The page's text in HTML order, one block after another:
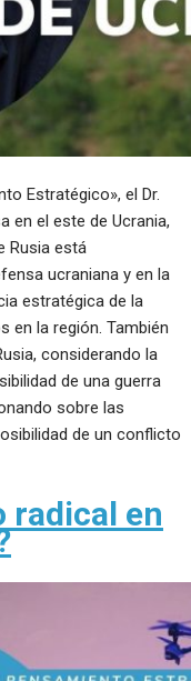
Estratégico», el Dr.
en el este de Ucrania,
Rusia está
ucraniana y en la
estratégica de la
en la región. También
considerando la
de una guerra
sobre las
de un conflicto
radical en